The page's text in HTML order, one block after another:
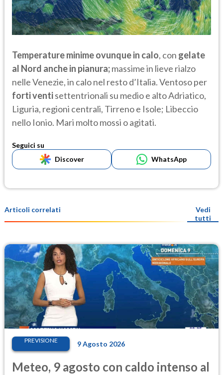
Temperature minime ovunque in calo, con gelate
al Nord anche in pianura;massime in lieve rialzo
nelle Venezie, in calo nel resto d’Italia. Ventoso per
forti ventisettentrionali su medio e alto Adriatico,
Liguria, regioni centrali, Tirreno e Isole; Libeccio
nello Ionio. Mari molto mossi o agitati.
Seguici su
Discover
WhatsApp
Articoli correlati
Vedi
tutti
PREVISIONE 9 Agosto 2026
Meteo, 9 agosto con caldo intenso al